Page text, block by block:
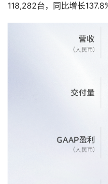
118,282台，同比增长